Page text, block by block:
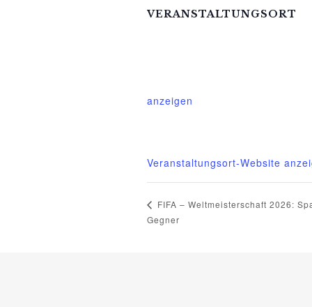
VERANSTALTUNGSORT
anzeigen
Veranstaltungsort-Website
FIFA – Weltmeisterschaft 2026:
Gegner